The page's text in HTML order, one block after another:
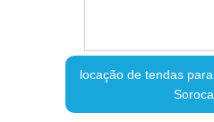
locação de tendas